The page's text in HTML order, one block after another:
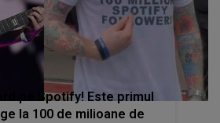
pe Spotify! Este primul
la 100 de milioane de